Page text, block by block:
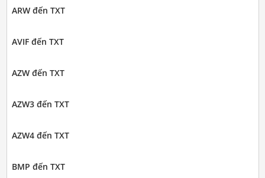
ARW đến TXT
AVIF đến TXT
AZW đến TXT
AZW3 đến TXT
AZW4 đến TXT
BMP đến TXT